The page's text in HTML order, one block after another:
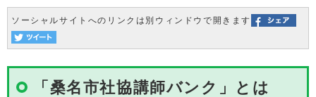
ソーシャルサイトへのリンクは別ウィンドウで開きます
「桑名市社協講師バンク」とは